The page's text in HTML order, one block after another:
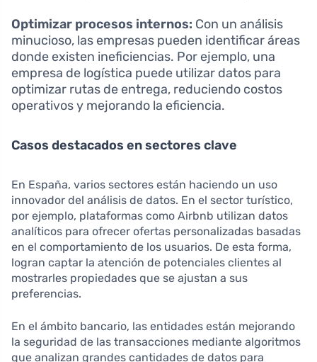
Optimizar procesos internos: Con un análisis
minucioso, las empresas pueden identificar áreas
donde existen ineficiencias. Por ejemplo, una
empresa de logística puede utilizar datos para
optimizar rutas de entrega, reduciendo costos
operativos y mejorando la eficiencia.
Casos destacados en sectores clave
En España, varios sectores están haciendo un uso
innovador del análisis de datos. En el sector turístico,
por ejemplo, plataformas como Airbnb utilizan datos
analíticos para ofrecer ofertas personalizadas basadas
en el comportamiento de los usuarios. De esta forma,
logran captar la atención de potenciales clientes al
mostrarles propiedades que se ajustan a sus
preferencias.
En el ámbito bancario, las entidades están mejorando
la seguridad de las transacciones mediante algoritmos
que analizan grandes cantidades de datos para